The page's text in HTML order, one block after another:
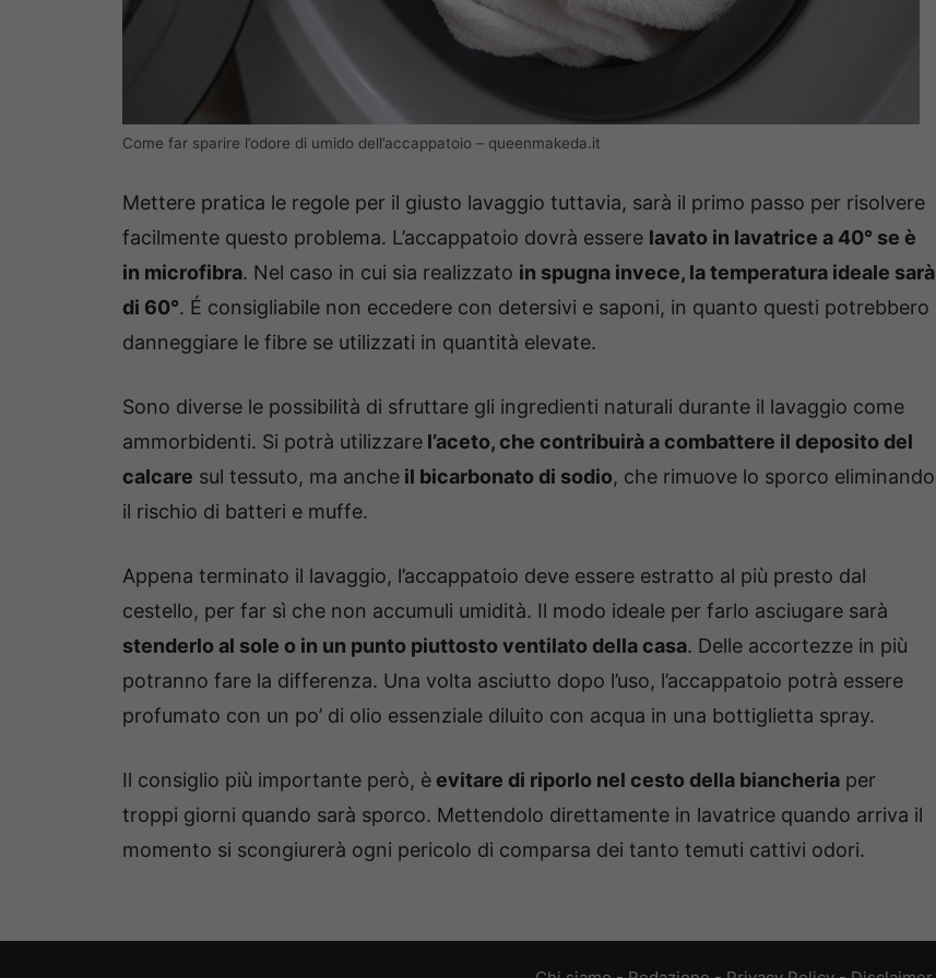
Come far sparire l’odore di umido dell’accappatoio – queenmakeda.it
Mettere pratica le regole per il giusto lavaggio tuttavia, sarà il primo passo per risolvere
facilmente questo problema. L’accappatoio dovrà essere lavato in lavatrice a 40° se è
in microfibra. Nel caso in cui sia realizzato in spugna invece, la temperatura ideale sarà
di 60°. É consigliabile non eccedere con detersivi e saponi, in quanto questi potrebbero
danneggiare le fibre se utilizzati in quantità elevate.
Sono diverse le possibilità di sfruttare gli ingredienti naturali durante il lavaggio come
ammorbidenti. Si potrà utilizzare l’aceto, che contribuirà a combattere il deposito del
calcare sul tessuto, ma anche il bicarbonato di sodio, che rimuove lo sporco eliminando
il rischio di batteri e muffe.
Appena terminato il lavaggio, l’accappatoio deve essere estratto al più presto dal
cestello, per far sì che non accumuli umidità. Il modo ideale per farlo asciugare sarà
stenderlo al sole o in un punto piuttosto ventilato della casa. Delle accortezze in più
potranno fare la differenza. Una volta asciutto dopo l’uso, l’accappatoio potrà essere
profumato con un po’ di olio essenziale diluito con acqua in una bottiglietta spray.
Il consiglio più importante però, è evitare di riporlo nel cesto della biancheria per
troppi giorni quando sarà sporco. Mettendolo direttamente in lavatrice quando arriva il
momento si scongiurerà ogni pericolo di comparsa dei tanto temuti cattivi odori.